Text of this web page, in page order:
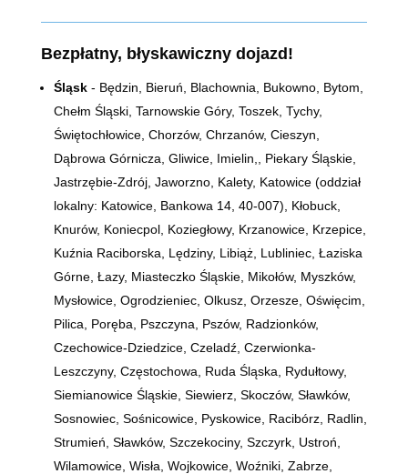
Bezpłatny, błyskawiczny dojazd!
Śląsk- Będzin, Bieruń, Blachownia, Bukowno, Bytom,
Chełm Śląski, Tarnowskie Góry, Toszek, Tychy,
Świętochłowice, Chorzów, Chrzanów, Cieszyn,
Dąbrowa Górnicza, Gliwice, Imielin,, Piekary Śląskie,
Jastrzębie-Zdrój, Jaworzno, Kalety, Katowice (oddział
lokalny: Katowice, Bankowa 14, 40-007) , Kłobuck,
Knurów, Koniecpol, Koziegłowy, Krzanowice, Krzepice,
Kuźnia Raciborska, Lędziny, Libiąż, Lubliniec, Łaziska
Górne, Łazy, Miasteczko Śląskie, Mikołów, Myszków,
Mysłowice, Ogrodzieniec, Olkusz, Orzesze, Oświęcim,
Pilica, Poręba, Pszczyna, Pszów, Radzionków,
Czechowice-Dziedzice, Czeladź, Czerwionka-
Leszczyny, Częstochowa, Ruda Śląska, Rydułtowy,
Siemianowice Śląskie, Siewierz, Skoczów, Sławków,
Sosnowiec, Sośnicowice, Pyskowice, Racibórz, Radlin,
Strumień, Sławków, Szczekociny, Szczyrk, Ustroń,
Wilamowice, Wisła, Wojkowice, Woźniki, Zabrze,